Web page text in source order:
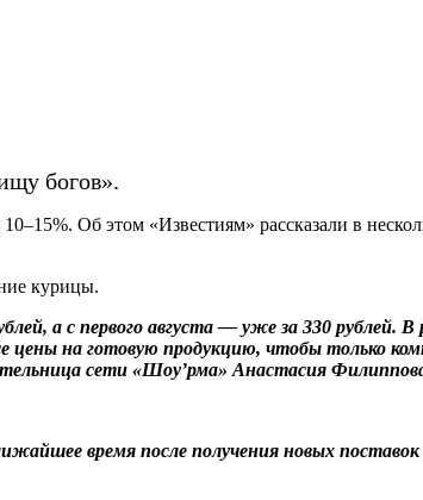
богов».
Об этом «Известиям» рассказали в
курицы.
а с первого августа — уже за 330 рублей.
цены на готовую продукцию, чтобы только
сети «Шоу’рма» Анастасия
время после получения новых